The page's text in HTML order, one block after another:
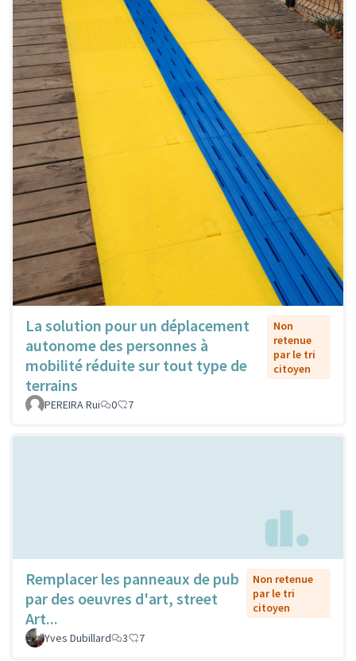
La solution pour un déplacement
autonome des personnes à
mobilité réduite sur tout type de
terrains
Non
retenue
par le tri
citoyen
PEREIRA Rui 0 7
Remplacer les panneaux de pub
par des oeuvres d'art, street
Art...
Non retenue
par le tri
citoyen
Yves Dubillard 3 7